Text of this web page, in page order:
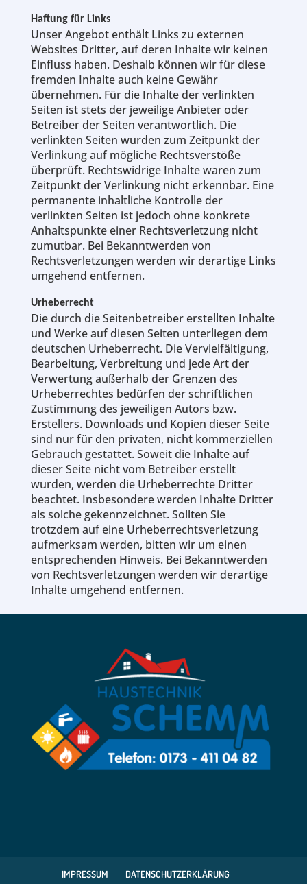
Haftung für Links
Unser Angebot enthält Links zu externen
Websites Dritter, auf deren Inhalte wir keinen
Einfluss haben. Deshalb können wir für diese
fremden Inhalte auch keine Gewähr
übernehmen. Für die Inhalte der verlinkten
Seiten ist stets der jeweilige Anbieter oder
Betreiber der Seiten verantwortlich. Die
verlinkten Seiten wurden zum Zeitpunkt der
Verlinkung auf mögliche Rechtsverstöße
überprüft. Rechtswidrige Inhalte waren zum
Zeitpunkt der Verlinkung nicht erkennbar. Eine
permanente inhaltliche Kontrolle der
verlinkten Seiten ist jedoch ohne konkrete
Anhaltspunkte einer Rechtsverletzung nicht
zumutbar. Bei Bekanntwerden von
Rechtsverletzungen werden wir derartige Links
umgehend entfernen.
Urheberrecht
Die durch die Seitenbetreiber erstellten Inhalte
und Werke auf diesen Seiten unterliegen dem
deutschen Urheberrecht. Die Vervielfältigung,
Bearbeitung, Verbreitung und jede Art der
Verwertung außerhalb der Grenzen des
Urheberrechtes bedürfen der schriftlichen
Zustimmung des jeweiligen Autors bzw.
Erstellers. Downloads und Kopien dieser Seite
sind nur für den privaten, nicht kommerziellen
Gebrauch gestattet. Soweit die Inhalte auf
dieser Seite nicht vom Betreiber erstellt
wurden, werden die Urheberrechte Dritter
beachtet. Insbesondere werden Inhalte Dritter
als solche gekennzeichnet. Sollten Sie
trotzdem auf eine Urheberrechtsverletzung
aufmerksam werden, bitten wir um einen
entsprechenden Hinweis. Bei Bekanntwerden
von Rechtsverletzungen werden wir derartige
Inhalte umgehend entfernen.
IMPRESSUM DATENSCHUTZERKLÄRUNG